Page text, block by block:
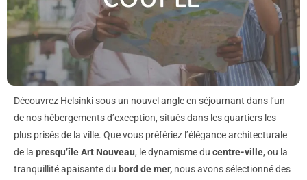
Découvrez Helsinki sous un nouvel angle en séjournant dans l’un
de nos hébergements d’exception, situés dans les quartiers les
plus prisés de la ville. Que vous préfériez l’élégance architecturale
de la presqu’île Art Nouveau, le dynamisme du centre-ville, ou la
tranquillité apaisante du bord de mer, nous avons sélectionné des